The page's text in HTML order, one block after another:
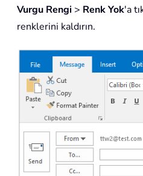
Vurgu Rengi > Renk Yok'a
renklerini kaldırın.